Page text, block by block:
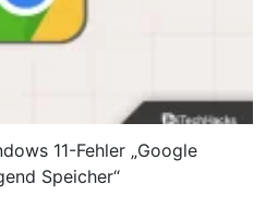
11-Fehler „Google
Speicher“